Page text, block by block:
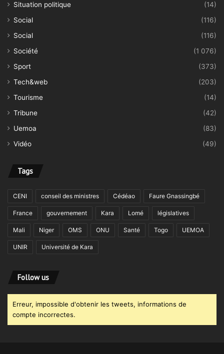
Situation politique
(14)
Social
(116)
Social
(116)
Société
(1 076)
Sport
(373)
Tech&web
(203)
Tourisme
(14)
Tribune
(42)
Uemoa
(83)
Vidéo
(49)
Tags
CENI conseil des ministres Cédéao Faure Gnassingbé
France gouvernement Kara Lomé législatives
Mali Niger OMS ONU Santé Togo UEMOA
UNIR Université de Kara
Follow us
Erreur, impossible d'obtenir les tweets, informations de
compte incorrectes.